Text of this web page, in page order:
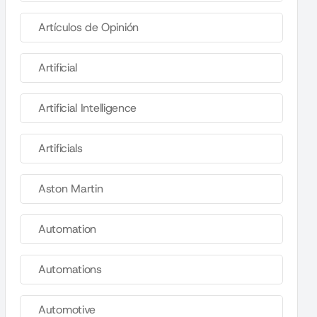
Artículos de Opinión
Artificial
Artificial Intelligence
Artificials
Aston Martin
Automation
Automations
Automotive